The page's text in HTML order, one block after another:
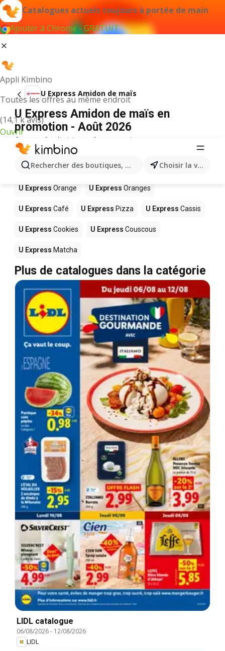
Catalogues actuels toujours à portée de main
Ajouter à Chrome - GRATUIT
Appli Kimbino
Toutes les offres au même endroit
(14,1 k avis)
Ouvrir
Rechercher des boutiques, des catégories, des Choisir la ville
U Express Amidon de maïs
U Express Amidon de maïs en
promotion - Août 2026
Aucun résultat trouvé pour ce terme.
D’autres produits dans les magasins
U Express
U Express Orange U Express Oranges
U Express Café U Express Pizza U Express Cassis
U Express Cookies U Express Couscous
U Express Matcha
Plus de catalogues dans la catégorie
LIDL catalogue
06/08/2026- 12/08/2026
LIDL